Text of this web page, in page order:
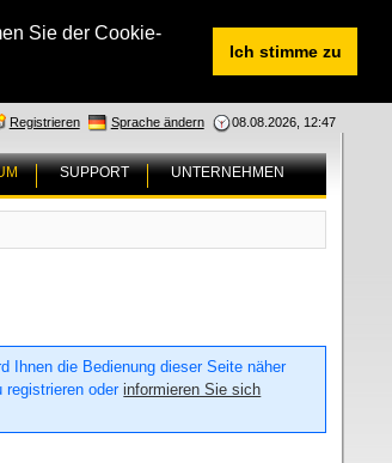
Sie der Cookie-
Ich stimme zu
08.08.2026, 12:47
Sprache ändern
Registrieren
SUPPORT UNTERNEHMEN
Ihnen die Bedienung dieser Seite näher
registrieren oderinformieren Sie sich